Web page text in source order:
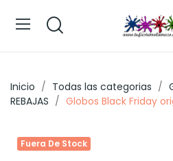
Inicio Todas las categorias
REBAJAS
Globos Black Friday
Fuera De Stock